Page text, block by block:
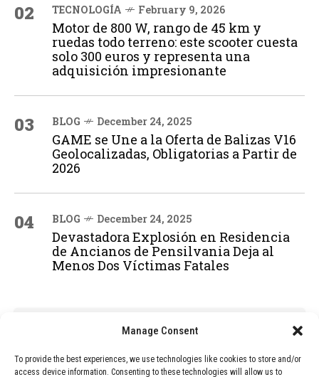
Manage Consent
To provide the best experiences, we use technologies like cookies to store and/or
access device information. Consenting to these technologies will allow us to
02 TECNOLOGÍA February 9, 2026
Motor de 800 W, rango de 45 km y
ruedas todo terreno: este scooter cuesta
solo 300 euros y representa una
adquisición impresionante
03 BLOG December 24, 2025
GAME se Une a la Oferta de Balizas V16
Geolocalizadas, Obligatorias a Partir de
2026
04 BLOG December 24, 2025
Devastadora Explosión en Residencia
de Ancianos de Pensilvania Deja al
Menos Dos Víctimas Fatales